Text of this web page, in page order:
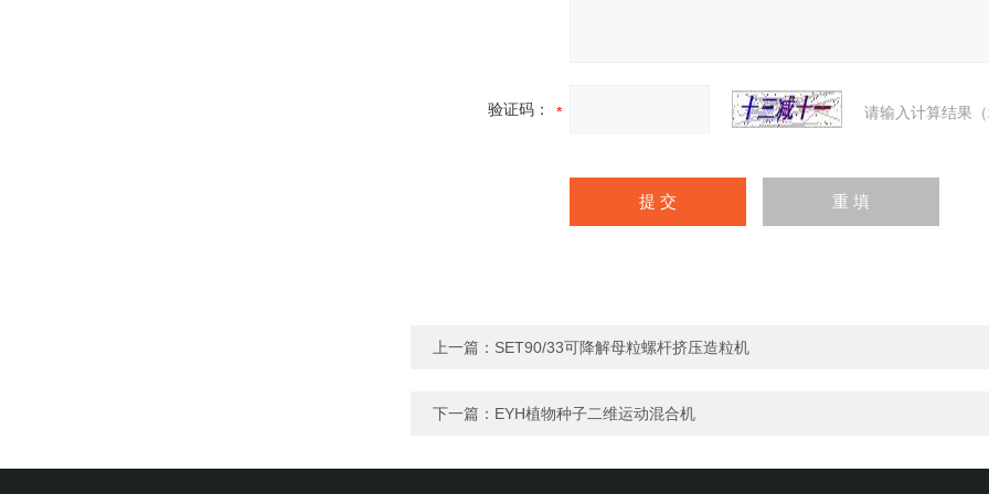
验证码： 请输入计算结果
上一篇： SET90/33可降解母粒螺杆挤压造粒机
下一篇： EYH植物种子二维运动混合机